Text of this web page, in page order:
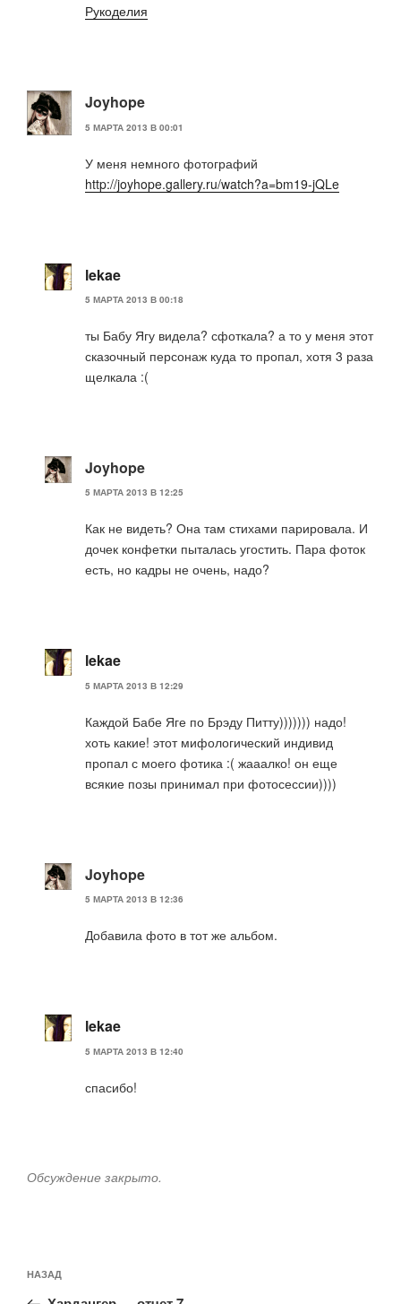
Рукоделия
Joyhope
5 МАРТА 2013 В 00:01
У меня немного фотографий
http://joyhope.gallery.ru/watch?a=bm19-jQLe
lekae
5 МАРТА 2013 В 00:18
ты Бабу Ягу видела? сфоткала? а то у меня этот
сказочный персонаж куда то пропал, хотя 3 раза
щелкала :(
Joyhope
5 МАРТА 2013 В 12:25
Как не видеть? Она там стихами парировала. И
дочек конфетки пыталась угостить. Пара фоток
есть, но кадры не очень, надо?
lekae
5 МАРТА 2013 В 12:29
Каждой Бабе Яге по Брэду Питту))))))) надо!
хоть какие! этот мифологический индивид
пропал с моего фотика :( жааалко! он еще
всякие позы принимал при фотосессии))))
Joyhope
5 МАРТА 2013 В 12:36
Добавила фото в тот же альбом.
lekae
5 МАРТА 2013 В 12:40
спасибо!
Обсуждение закрыто.
по
Предыдущая
запись:
НАЗАД